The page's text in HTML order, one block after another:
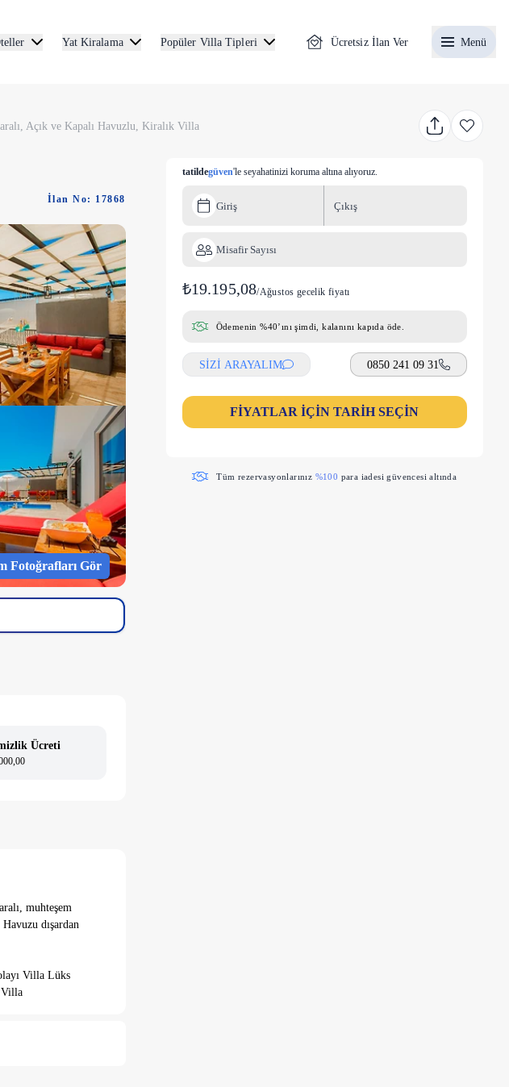
Yat Kiralama Popüler Villa Tipleri Ücretsiz İlan Ver Menü
Açık ve Kapalı Havuzlu, Kiralık Villa
İlan No: 17868
Fotoğrafları Gör
Ücreti
muhteşem
dışardan
Villa Lüks
Villa
denizi ise sadece
tatildegüven'le seyahatinizi koruma altına alıyoruz.
Giriş Çıkış
Misafir Sayısı
₺19.195,08/Ağustos gecelik fiyatı
Ödemenin %40’ını şimdi, kalanını kapıda öde.
SİZİ ARAYALIM 0850 241 09 31
FİYATLAR İÇİN TARİH SEÇİN
Tüm rezervasyonlarınız %100 para iadesi güvencesi altında